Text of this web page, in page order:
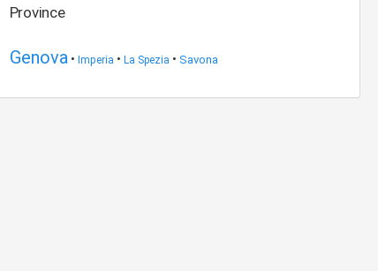
Province
Genova • Imperia • La Spezia • Savona